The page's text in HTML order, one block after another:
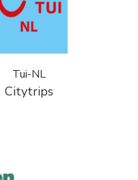
Tui-NL
Citytrips